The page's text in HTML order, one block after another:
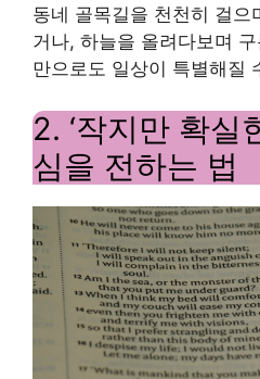
동네 골목길을 천천히 걸
거나, 하늘을 올려다보며
만으로도 일상이 특별해질
2. ‘작지만 확실
심을 전하는 법